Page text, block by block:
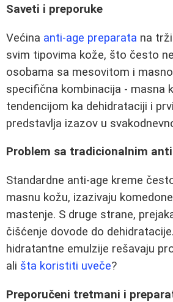
Saveti i preporuke
Većina anti-age preparata na
svim tipovima kože, što često
osobama sa mesovitom i
specifična kombinacija - masna
tendencijom ka dehidrataciji i
predstavlja izazov u
Problem sa tradicionalnim
Standardne anti-age kreme
masnu kožu, izazivaju
mastenje. S druge strane,
čišćenje dovode do
hidratantne emulzije rešavaju
ali šta koristiti uveče?
Preporučeni tretmani i